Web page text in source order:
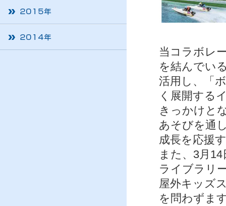
当コラボレ
を結んでい
活用し、「
く展開する
きっかけと
あそびを通
成長を応援
また、3月
ライブラリ
屋外キッズ
を問わずま